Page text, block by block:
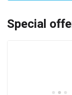
Special